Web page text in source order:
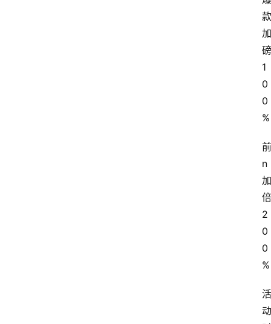
款
加
磅
1
0
0
%
前
n
加
倍
2
0
0
%
活
动